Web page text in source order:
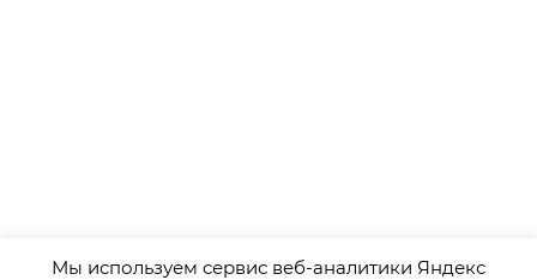
Мы используем сервис веб-аналитики Яндекс